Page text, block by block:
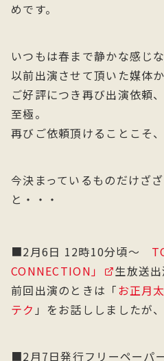
めです。
いつもは春まで静かな感じ
以前出演させて頂いた媒体か
ご好評につき再び出演依頼
至極。
再びご依頼頂けることこそ
今決まっているものだけざ
と・・・
■2月6日 12時10分頃〜
CONNECTION」
生放送出
前回出演のときは「お正月
テク 」をお話ししましたが
■2月7日発行フリーペーパ